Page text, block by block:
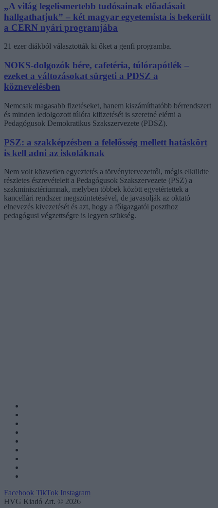
„A világ legelismertebb tudósainak előadásait
hallgathatjuk” – két magyar egyetemista is bekerült
a CERN nyári programjába
21 ezer diákból választották ki őket a genfi programba.
NOKS-dolgozók bére, cafetéria, túlórapótlék –
ezeket a változásokat sürgeti a PDSZ a
köznevelésben
Nemcsak magasabb fizetéseket, hanem kiszámíthatóbb bérrendszert
és minden ledolgozott túlóra kifizetését is szeretné elérni a
Pedagógusok Demokratikus Szakszervezete (PDSZ).
PSZ: a szakképzésben a felelősség mellett hatáskört
is kell adni az iskoláknak
Nem volt közvetlen egyeztetés a törvénytervezetről, mégis elküldte
részletes észrevételeit a Pedagógusok Szakszervezete (PSZ) a
szakminisztériumnak, melyben többek között egyetértettek a
kancellári rendszer megszüntetésével, de javasolják az oktató
elnevezés kivezetését és azt, hogy a főigazgatói poszthoz
pedagógusi végzettségre is legyen szükség.
Facebook TikTok Instagram
HVG Kiadó Zrt. © 2026